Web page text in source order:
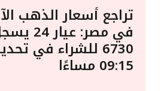
تراجع أسعار الذهب
في مصر: عيار
6730 للشراء في
09:15 مساءًا